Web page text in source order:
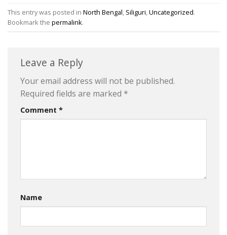
This entry was posted in North Bengal, Siliguri,Uncategorized.
Bookmark the permalink.
Leave a Reply
Your email address will not be published.
Required fields are marked *
Comment *
Name